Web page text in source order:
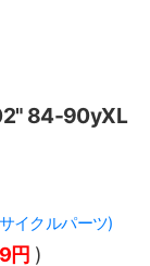
84-90yXL
イクルパーツ)
円 )